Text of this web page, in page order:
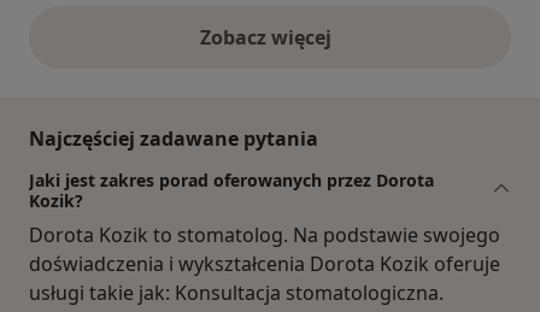
Zobacz więcejopinie powyżej
Najczęściej zadawane pytania
Jaki jest zakres porad oferowanych przez Dorota
Kozik?
Dorota Kozik to stomatolog. Na podstawie swojego
doświadczenia i wykształcenia Dorota Kozik oferuje
usługi takie jak: Konsultacja stomatologiczna.